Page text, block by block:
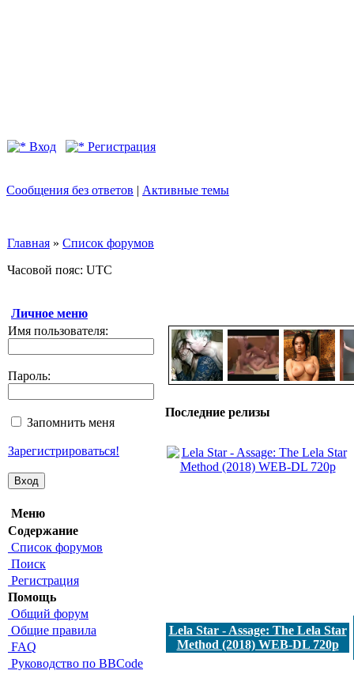
Вход Регистрация
Сообщения без ответов | Активные темы
Главная » Список форумов
Часовой пояс: UTC
Личное меню
Имя пользователя:
Пароль:
Запомнить меня
Зарегистрироваться!
Меню
Содержание
Список форумов
Поиск
Регистрация
Помощь
Общий форум
Общие правила
FAQ
Руководство по BBCode
Последние релизы
Lela Star - Assage: The Lela Star
Method (2018) WEB-DL 720p